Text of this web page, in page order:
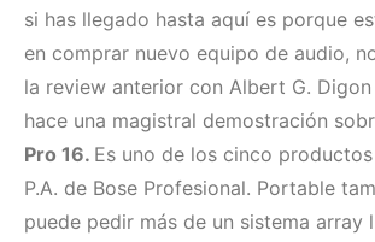
si has llegado hasta aquí es porque
en comprar nuevo equipo de audio,
la review anterior con Albert G.
hace una magistral demostración
Pro 16. Es uno de los cinco
P.A. de Bose Profesional. Portable
puede pedir más de un sistema array